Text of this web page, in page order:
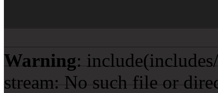
Warning:
stream: No such file or